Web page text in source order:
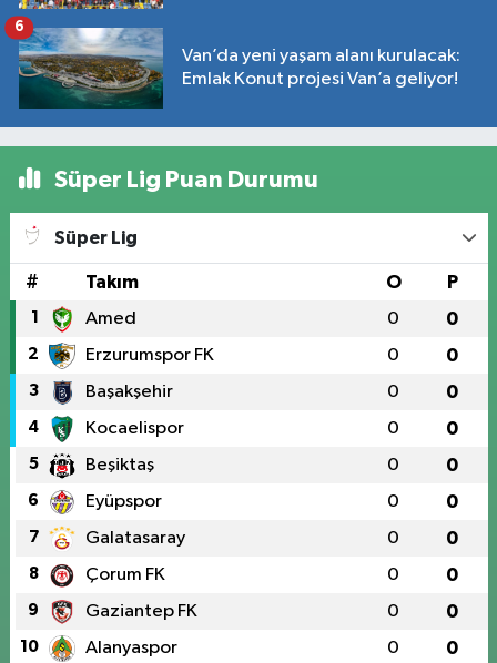
Van’da yeni yaşam alanı kurulacak:
Emlak Konut projesi Van’a geliyor!
6
Süper Lig Puan Durumu
Süper Lig
# Takım O P
1 Amed 0 0
2 Erzurumspor FK 0 0
3 Başakşehir 0 0
4 Kocaelispor 0 0
5 Beşiktaş 0 0
6 Eyüpspor 0 0
7 Galatasaray 0 0
8 Çorum FK 0 0
9 Gaziantep FK 0 0
10 Alanyaspor 0 0